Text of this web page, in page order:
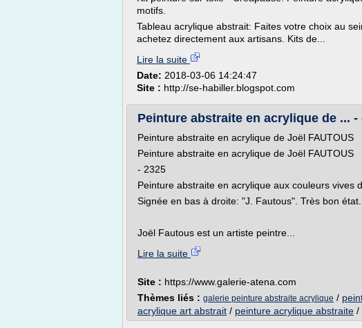
motifs.
Tableau acrylique abstrait: Faites votre choix au
achetez directement aux artisans. Kits de...
Lire la suite
Date: 2018-03-06 14:24:47
Site : http://se-habiller.blogspot.com
Peinture abstraite en acrylique de ... -
Peinture abstraite en acrylique de Joël FAUTOUS
Peinture abstraite en acrylique de Joël FAUTOUS
- 2325
Peinture abstraite en acrylique aux couleurs vives
Signée en bas à droite: "J. Fautous". Très bon état.
Joël Fautous est un artiste peintre...
Lire la suite
Site : https://www.galerie-atena.com
Thèmes liés : galerie peinture abstraite acrylique /
acrylique art abstrait / peinture acrylique abstraite /